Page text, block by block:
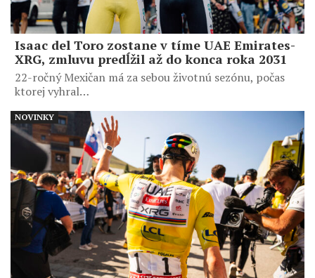
Isaac del Toro zostane v tíme UAE Emirates-
XRG, zmluvu predĺžil až do konca roka 2031
22-ročný Mexičan má za sebou životnú sezónu, počas
ktorej vyhral…
NOVINKY